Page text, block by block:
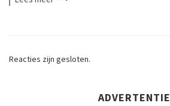
Reacties zijn gesloten.
ADVERTENTIE